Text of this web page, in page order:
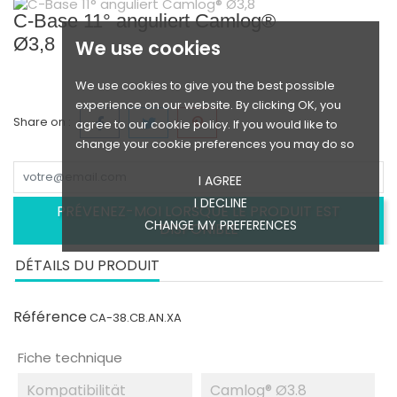
We use cookies
We use cookies to give you the best possible
experience on our website. By clicking OK, you
agree to our cookie policy. If you would like to
change your cookie preferences you may do so
I AGREE
I DECLINE
CHANGE MY PREFERENCES
C-Base 11° anguliert Camlog®
Ø3,8
Share on :
PRÉVENEZ-MOI LORSQUE LE PRODUIT EST
DISPONIBLE
DÉTAILS DU PRODUIT
RéférenceCA-38.CB.AN.XA
Fiche technique
Kompatibilität Camlog® Ø3.8